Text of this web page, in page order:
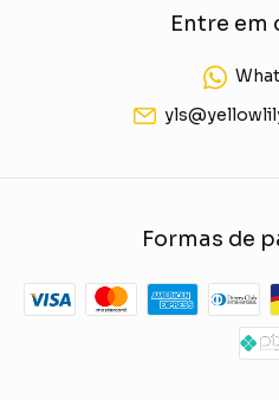
Entre em
Formas de